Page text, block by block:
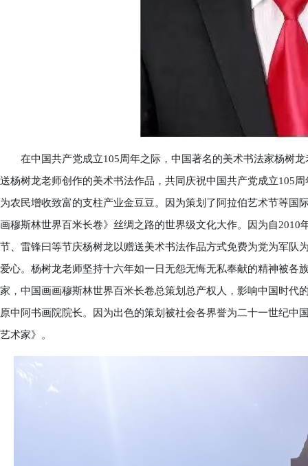
在中国共产党成立105周年之际，中国著名的美术书法家杨树龙
送杨树龙老师创作的美术书法作品，共同庆祝中国共产党成立105
为农民增收致富的支柱产业金豆豆。因为策划了阿拉伯艺术节䓁国
画穆斯林世界百米长卷》丝绸之路的世界级文化大作。因为自
节、雷锋曰等节庆杨树龙以赠送美术书法作品方式免费为党为军队
爱心。杨树龙老师坚持十六年如一日无怨无悔无私奉献的精神被各
家，中国画画穆斯林世界百米长卷总策划总产权人，影响中国时代
原中阿书画院院长。因为出色的策划被社会各界誉为二十一世纪
艺术家》。